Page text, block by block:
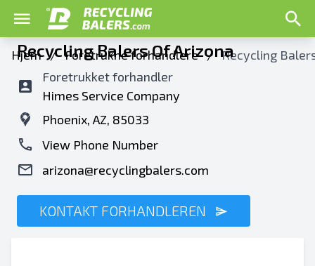
Hjem / Foretrukne forhandlere / Recycling
Recycling Balers Of Arizona
Foretrukket forhandler
Himes Service Company
Phoenix, AZ, 85033
View Phone Number
arizona@recyclingbalers.com
KONTAKT FORHANDLEREN